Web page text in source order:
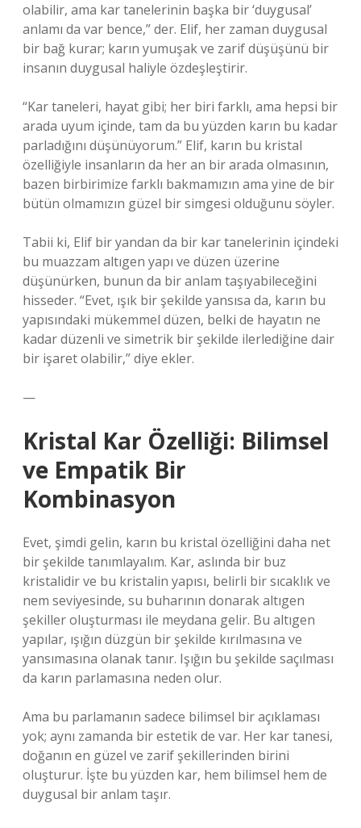
olabilir, ama kar tanelerinin başka bir ‘duygusal’
anlamı da var bence,” der. Elif, her zaman duygusal
bir bağ kurar; karın yumuşak ve zarif düşüşünü bir
insanın duygusal haliyle özdeşleştirir.
“Kar taneleri, hayat gibi; her biri farklı, ama hepsi bir
arada uyum içinde, tam da bu yüzden karın bu kadar
parladığını düşünüyorum.” Elif, karın bu kristal
özelliğiyle insanların da her an bir arada olmasının,
bazen birbirimize farklı bakmamızın ama yine de bir
bütün olmamızın güzel bir simgesi olduğunu söyler.
Tabii ki, Elif bir yandan da bir kar tanelerinin içindeki
bu muazzam altıgen yapı ve düzen üzerine
düşünürken, bunun da bir anlam taşıyabileceğini
hisseder. “Evet, ışık bir şekilde yansısa da, karın bu
yapısındaki mükemmel düzen, belki de hayatın ne
kadar düzenli ve simetrik bir şekilde ilerlediğine dair
bir işaret olabilir,” diye ekler.
—
Kristal Kar Özelliği: Bilimsel
ve Empatik Bir
Kombinasyon
Evet, şimdi gelin, karın bu kristal özelliğini daha net
bir şekilde tanımlayalım. Kar, aslında bir buz
kristalidir ve bu kristalin yapısı, belirli bir sıcaklık ve
nem seviyesinde, su buharının donarak altıgen
şekiller oluşturması ile meydana gelir. Bu altıgen
yapılar, ışığın düzgün bir şekilde kırılmasına ve
yansımasına olanak tanır. Işığın bu şekilde saçılması
da karın parlamasına neden olur.
Ama bu parlamanın sadece bilimsel bir açıklaması
yok; aynı zamanda bir estetik de var. Her kar tanesi,
doğanın en güzel ve zarif şekillerinden birini
oluşturur. İşte bu yüzden kar, hem bilimsel hem de
duygusal bir anlam taşır.